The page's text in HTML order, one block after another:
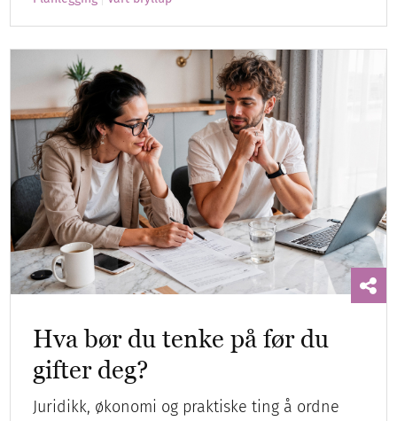
Hva bør du tenke på før du
gifter deg?
Juridikk, økonomi og praktiske ting å ordne